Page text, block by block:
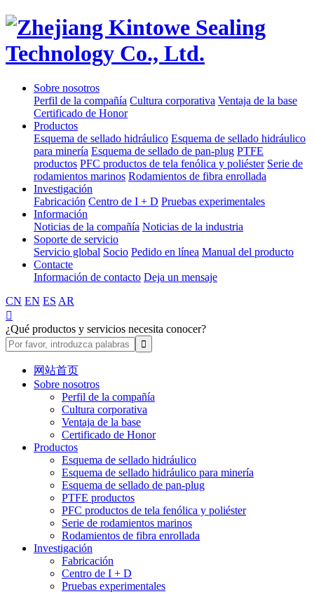
Sobre nosotros
Perfil de la compañía Cultura corporativa Ventaja de la base
Certificado de Honor
Productos
Esquema de sellado hidráulico Esquema de sellado hidráulico
para minería Esquema de sellado de pan-plug PTFE
productos PFC productos de tela fenólica y poliéster Serie de
rodamientos marinos Rodamientos de fibra enrollada
Investigación
Fabricación Centro de I + D Pruebas experimentales
Información
Noticias de la compañía Noticias de la industria
Soporte de servicio
Servicio global Socio Pedido en línea Manual del producto
Contacte
Información de contacto Deja un mensaje
CN EN ES AR

¿Qué productos y servicios necesita conocer?
网站首页
Sobre nosotros
Perfil de la compañía
Cultura corporativa
Ventaja de la base
Certificado de Honor
Productos
Esquema de sellado hidráulico
Esquema de sellado hidráulico para minería
Esquema de sellado de pan-plug
PTFE productos
PFC productos de tela fenólica y poliéster
Serie de rodamientos marinos
Rodamientos de fibra enrollada
Investigación
Fabricación
Centro de I + D
Pruebas experimentales